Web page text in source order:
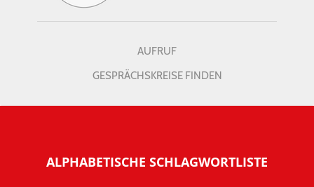
AUFRUF
GESPRÄCHSKREISE FINDEN
ALPHABETISCHE SCHLAGWORTLISTE